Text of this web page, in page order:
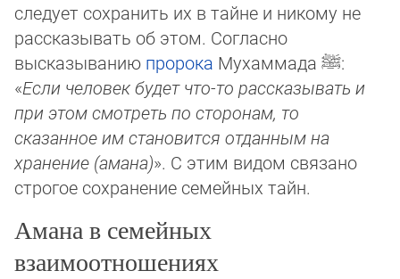
следует сох­ра­нить их в тайне и никому не
рассказывать об этом. Согласно
высказыванию пророка Мухаммада ﷺ:
«Если человек бу­дет что-то рассказывать и
при этом смотреть по сторонам, то
сказанное им становится отданным на
хранение (амана)». С этим ви­дом связано
строгое сохранение семейных тайн.
Амана в семейных
взаимоотношениях